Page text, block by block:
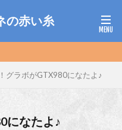
の赤い糸
グラボがGTX980になたよ♪
になたよ♪